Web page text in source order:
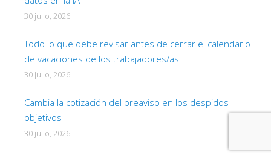
30 julio, 2026
Todo lo que debe revisar antes de cerrar el calendario
de vacaciones de los trabajadores/as
30 julio, 2026
Cambia la cotización del preaviso en los despidos
objetivos
30 julio, 2026